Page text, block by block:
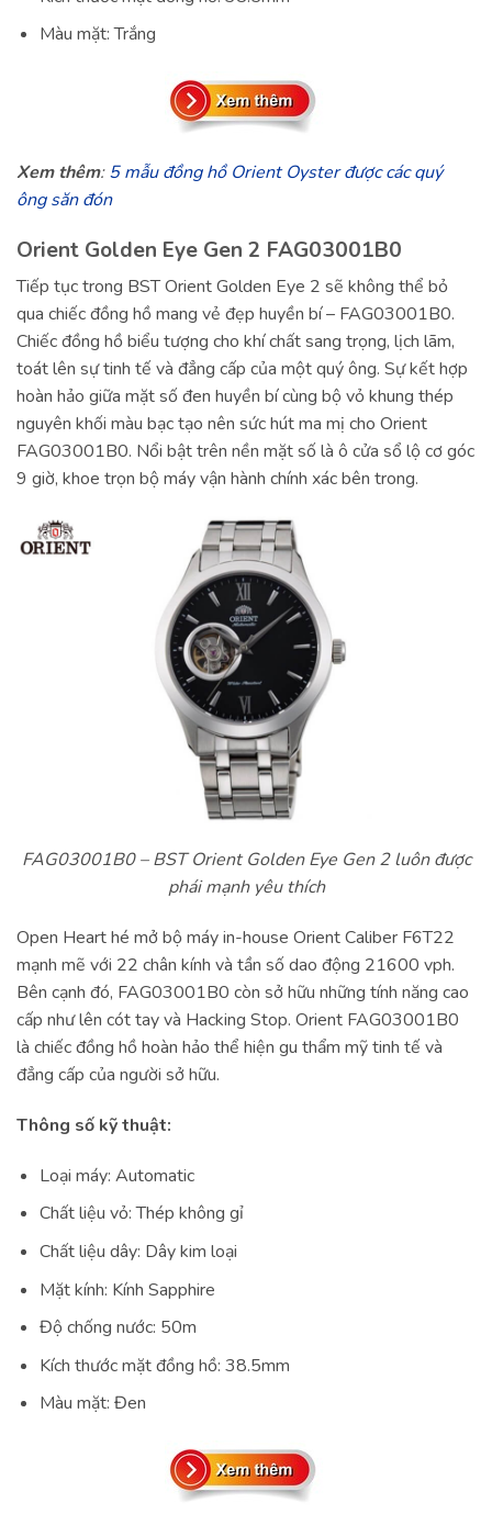
Màu mặt: Trắng
Xem thêm:5 mẫu đồng hồ Orient Oyster được các quý
ông săn đón
Orient Golden Eye Gen 2 FAG03001B0
Tiếp tục trong BST Orient Golden Eye 2 sẽ không thể bỏ
qua chiếc đồng hồ mang vẻ đẹp huyền bí – FAG03001B0.
Chiếc đồng hồ biểu tượng cho khí chất sang trọng, lịch lãm,
toát lên sự tinh tế và đẳng cấp của một quý ông. Sự kết hợp
hoàn hảo giữa mặt số đen huyền bí cùng bộ vỏ khung thép
nguyên khối màu bạc tạo nên sức hút ma mị cho Orient
FAG03001B0. Nổi bật trên nền mặt số là ô cửa sổ lộ cơ góc
9 giờ, khoe trọn bộ máy vận hành chính xác bên trong.
FAG03001B0 – BST Orient Golden Eye Gen 2 luôn được
phái mạnh yêu thích
Open Heart hé mở bộ máy in-house Orient Caliber F6T22
mạnh mẽ với 22 chân kính và tần số dao động 21600 vph.
Bên cạnh đó, FAG03001B0 còn sở hữu những tính năng cao
cấp như lên cót tay và Hacking Stop. Orient FAG03001B0
là chiếc đồng hồ hoàn hảo thể hiện gu thẩm mỹ tinh tế và
đẳng cấp của người sở hữu.
Thông số kỹ thuật:
Loại máy: Automatic
Chất liệu vỏ: Thép không gỉ
Chất liệu dây: Dây kim loại
Mặt kính: Kính Sapphire
Độ chống nước: 50m
Kích thước mặt đồng hồ: 38.5mm
Màu mặt: Đen